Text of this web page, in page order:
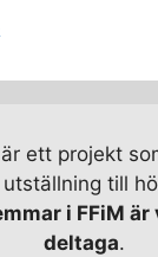
är ett projekt
utställning till
i FFiM
deltaga.